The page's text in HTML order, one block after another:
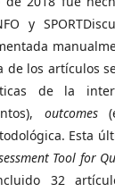
y
los artículos
de la
outcomes(e
Esta
Tool for
32